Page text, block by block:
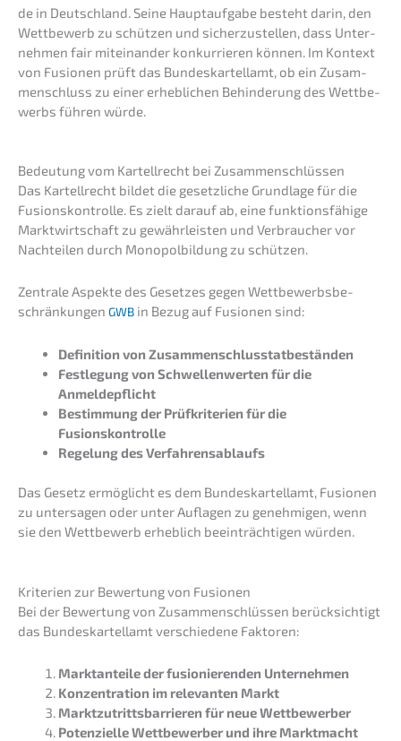
de in Deutsch­land. Seine Haupt­auf­ga­be besteht darin, den
Wettbe­werb zu schüt­zen und sicher­zu­stel­len, dass Unter­
neh­men fair mitein­an­der konkur­rie­ren können. Im Kontext
von Fusio­nen prüft das Bundes­kar­tell­amt, ob ein Zusam­
men­schluss zu einer erheb­li­chen Behin­de­rung des Wettbe­
werbs führen würde.
Bedeu­tung vom Kartell­recht bei Zusammenschlüssen
Das Kartell­recht bildet die gesetz­li­che Grund­la­ge für die
Fusions­kon­trol­le. Es zielt darauf ab, eine funkti­ons­fä­hi­ge
Markt­wirt­schaft zu gewähr­leis­ten und Verbrau­cher vor
Nachtei­len durch Monopol­bil­dung zu schützen.
Zentra­le Aspek­te des Geset­zes gegen Wettbe­werbs­be­
schrän­kun­gen GWB in Bezug auf Fusio­nen sind:
Defini­ti­on von Zusammenschlusstatbeständen
Festle­gung von Schwel­len­wer­ten für die
Anmeldepflicht
Bestim­mung der Prüfkri­te­ri­en für die
Fusionskontrolle
Regelung des Verfahrensablaufs
Das Gesetz ermög­licht es dem Bundes­kar­tell­amt, Fusio­nen
zu unter­sa­gen oder unter Aufla­gen zu geneh­mi­gen, wenn
sie den Wettbe­werb erheb­lich beein­träch­ti­gen würden.
Krite­ri­en zur Bewer­tung von Fusionen
Bei der Bewer­tung von Zusam­men­schlüs­sen berück­sich­tigt
das Bundes­kar­tell­amt verschie­de­ne Faktoren:
Markt­an­tei­le der fusio­nie­ren­den Unternehmen
Konzen­tra­ti­on im relevan­ten Markt
Markt­zu­tritts­bar­rie­ren für neue Wettbewerber
Poten­zi­el­le Wettbe­wer­ber und ihre Marktmacht